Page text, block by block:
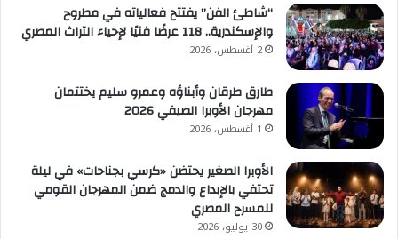
“شاطئ الفن” يفتتح فعالياته في مطروح
والإسكندرية.. 118 عرضًا فنيًا لإحياء التراث المصري
2 أغسطس، 2026
طارق طرقان وأبناؤه وعمرو سليم يختتمان
مهرجان الأوبرا الصيفي 2026
1 أغسطس، 2026
الأوبرا الصغير يحتضن «كرسي بجناحات» في ليلة
تحتفي بالإبداع والدمج ضمن المهرجان القومي
للمسرح المصري
30 يوليو، 2026